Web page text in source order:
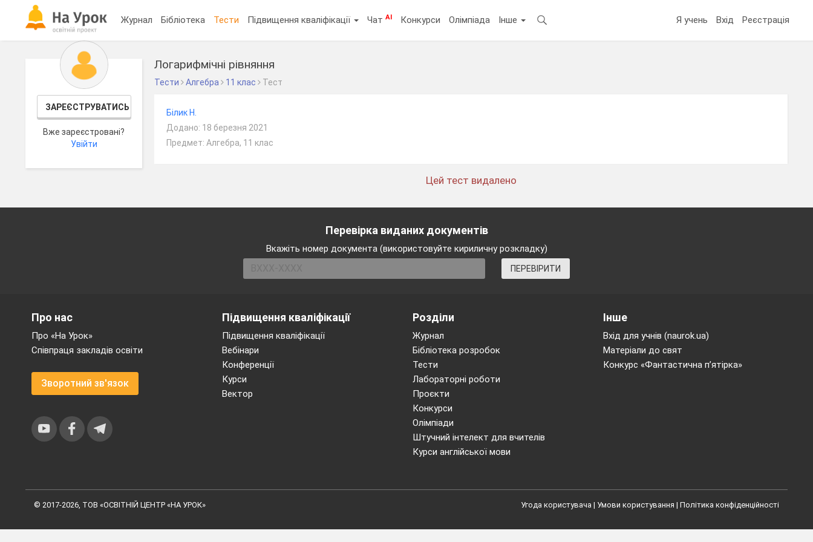
Журнал Бібліотека Тести Підвищення кваліфікації ЧатAI Конкурси Олімпіада Інше Я учень Вхід Реєстрація
ЗАРЕЄСТРУВАТИСЬ
Вже зареєстровані?
Увійти
Логарифмічні рівняння
Тести Алгебра 11 клас Тест
Білик Н.
Додано: 18 березня 2021
Предмет: Алгебра, 11 клас
Цей тест видалено
Перевірка виданих документів
Вкажіть номер документа (використовуйте кириличну розкладку)
ПЕРЕВІРИТИ
Підвищення кваліфікації
Підвищення кваліфікації
Вебінари
Конференції
Курси
Вектор
Розділи
Журнал
Бібліотека розробок
Тести
Лабораторні роботи
Проєкти
Конкурси
Олімпіади
Штучний інтелект для вчителів
Курси англійської мови
Про нас
Про «На Урок»
Співпраця закладів освіти
Зворотний зв'язок
Інше
Вхід для учнів (naurok.ua)
Матеріали до свят
Конкурс «Фантастична п’ятірка»
© 2017-2026, ТОВ «ОСВІТНІЙ ЦЕНТР «НА УРОК» Угода користувача | Умови користування | Політика конфіденційності